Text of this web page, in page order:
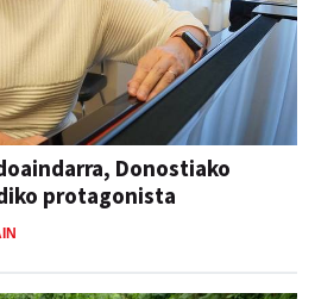
Donostiako
protagonista